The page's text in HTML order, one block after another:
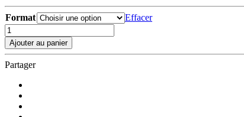
Format
Effacer
Trois
valses
(guitare)
quantity
Ajouter au panier
Partager